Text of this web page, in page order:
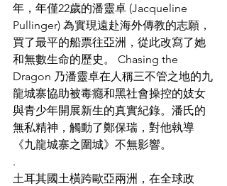
年，年僅22歲的潘靈卓 (Jacqueline
Pullinger) 為實現遠赴海外傳教的志願，
買了最平的船票往亞洲，從此改寫了她
和無數生命的歷史。 Chasing the
Dragon 乃潘靈卓在人稱三不管之地的九
龍城寨協助被毒癮和黑社會操控的妓女
與青少年開展新生的真實紀錄。潘氏的
無私精神，觸動了鄭保瑞，對他執導
《九龍城寨之圍城》不無影響。
.
土耳其國土橫跨歐亞兩洲，在全球政